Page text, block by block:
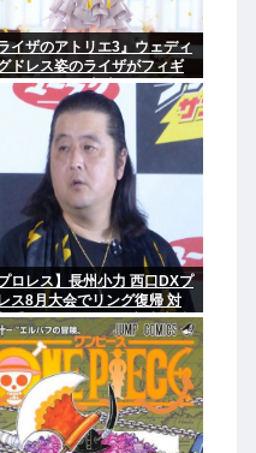
ライザのアトリエ3』ウェディ
ドレス姿のライザがフィギ
化キタ───(ﾟ∀ﾟ)───!!!!!
プロレス】長州小力 西口DXプ
ス8月大会でリング復帰 対
手はクロちゃん 道交法違反
いも不起訴に